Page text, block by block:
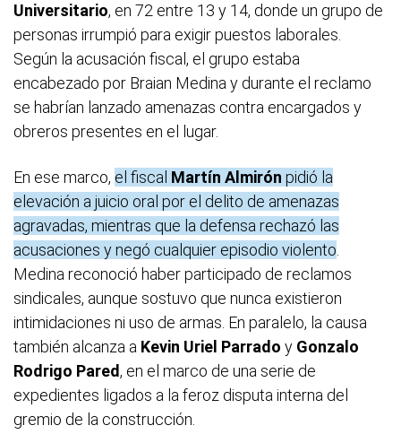
Universitario, en 72 entre 13 y 14, donde un grupo de
personas irrumpió para exigir puestos laborales.
Según la acusación fiscal, el grupo estaba
encabezado por Braian Medina y durante el reclamo
se habrían lanzado amenazas contra encargados y
obreros presentes en el lugar.
En ese marco, el fiscal Martín Almirón pidió la
elevación a juicio oral por el delito de amenazas
agravadas, mientras que la defensa rechazó las
acusaciones y negó cualquier episodio violento
Medina reconoció haber participado de reclamos
sindicales, aunque sostuvo que nunca existieron
intimidaciones ni uso de armas. En paralelo, la causa
también alcanza a Kevin Uriel Parrado y Gonzalo
Rodrigo Pared, en el marco de una serie de
expedientes ligados a la feroz disputa interna del
gremio de la construcción.